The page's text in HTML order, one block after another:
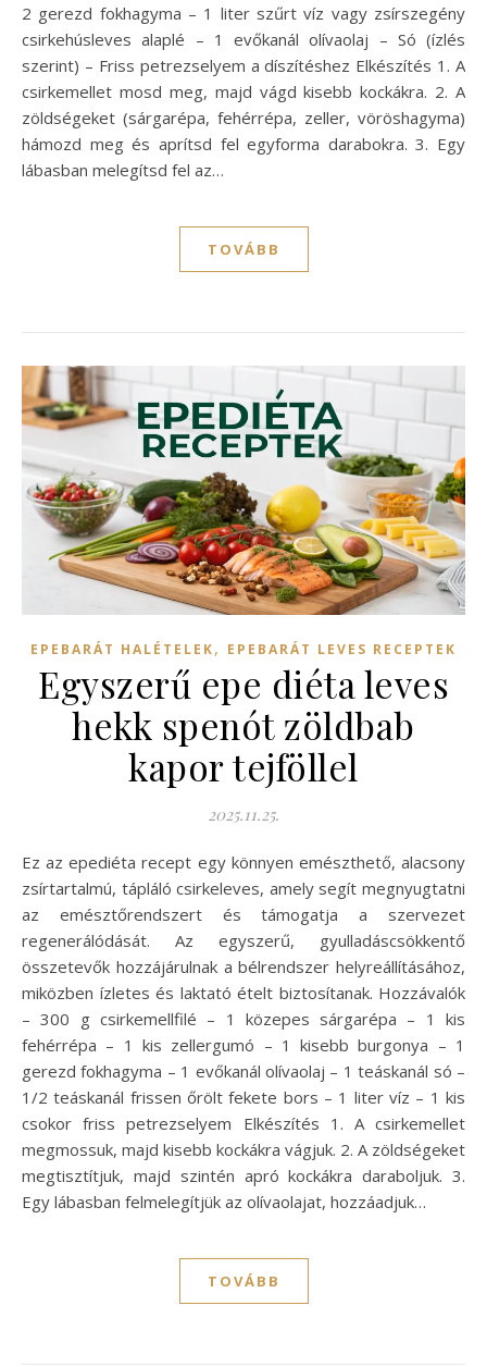
2 gerezd fokhagyma – 1 liter szűrt víz vagy zsírszegény
csirkehúsleves alaplé – 1 evőkanál olívaolaj – Só (ízlés
szerint) – Friss petrezselyem a díszítéshez Elkészítés 1. A
csirkemellet mosd meg, majd vágd kisebb kockákra. 2. A
zöldségeket (sárgarépa, fehérrépa, zeller, vöröshagyma)
hámozd meg és aprítsd fel egyforma darabokra. 3. Egy
lábasban melegítsd fel az…
TOVÁBB
EPEBARÁT HALÉTELEK, EPEBARÁT LEVES RECEPTEK
Egyszerű epe diéta leves
hekk spenót zöldbab
kapor tejföllel
2025.11.25.
Ez az epediéta recept egy könnyen emészthető, alacsony
zsírtartalmú, tápláló csirkeleves, amely segít megnyugtatni
az emésztőrendszert és támogatja a szervezet
regenerálódását. Az egyszerű, gyulladáscsökkentő
összetevők hozzájárulnak a bélrendszer helyreállításához,
miközben ízletes és laktató ételt biztosítanak. Hozzávalók
– 300 g csirkemellfilé – 1 közepes sárgarépa – 1 kis
fehérrépa – 1 kis zellergumó – 1 kisebb burgonya – 1
gerezd fokhagyma – 1 evőkanál olívaolaj – 1 teáskanál só –
1/2 teáskanál frissen őrölt fekete bors – 1 liter víz – 1 kis
csokor friss petrezselyem Elkészítés 1. A csirkemellet
megmossuk, majd kisebb kockákra vágjuk. 2. A zöldségeket
megtisztítjuk, majd szintén apró kockákra daraboljuk. 3.
Egy lábasban felmelegítjük az olívaolajat, hozzáadjuk…
TOVÁBB